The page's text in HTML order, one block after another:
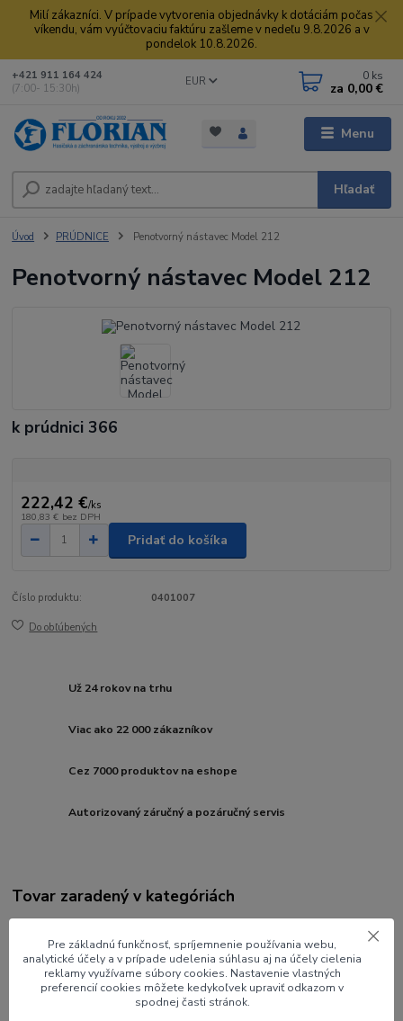
Milí zákazníci. V prípade vytvorenia objednávky k dotáciám počas
víkendu, vám vyúčtovaciu faktúru zašleme v nedeľu 9.8.2026 a v
pondelok 10.8.2026.
Menu
EUR
Hľadať
+421 911 164 424
(7:00- 15:30h)
0 ks
za 0,00 €
Úvod PRÚDNICE Penotvorný nástavec Model 212
Penotvorný nástavec Model 212
k prúdnici 366
222,42 €/ks
180,83 € bez DPH
Pridať do košíka
Číslo produktu: 0401007
Do obľúbených
Už 24 rokov na trhu
Viac ako 22 000 zákazníkov
Cez 7000 produktov na eshope
Autorizovaný záručný a pozáručný servis
Tovar zaradený v kategóriách
Nástavce, príslušenstvo k prúdniciam
Pre základnú funkčnosť, spríjemnenie používania webu,
analytické účely a v prípade udelenia súhlasu aj na účely cielenia
reklamy využívame súbory cookies. Nastavenie vlastných
preferencií cookies môžete kedykoľvek upraviť odkazom v
spodnej časti stránok.